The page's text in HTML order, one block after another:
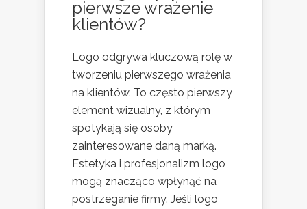
pierwsze wrażenie
klientów?
Logo odgrywa kluczową rolę w
tworzeniu pierwszego wrażenia
na klientów. To często pierwszy
element wizualny, z którym
spotykają się osoby
zainteresowane daną marką.
Estetyka i profesjonalizm logo
mogą znacząco wpłynąć na
postrzeganie firmy. Jeśli logo